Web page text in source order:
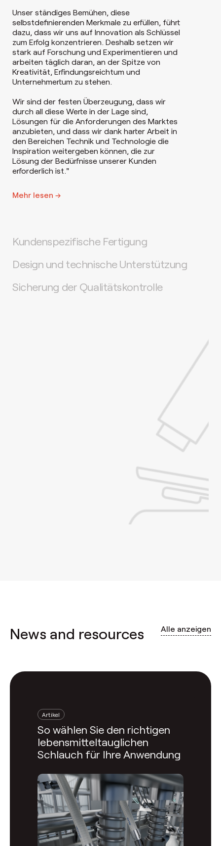
Unser ständiges Bemühen, diese
selbstdefinierenden Merkmale zu erfüllen, führt
dazu, dass wir uns auf Innovation als Schlüssel
zum Erfolg konzentrieren. Deshalb setzen wir
stark auf Forschung und Experimentieren und
arbeiten täglich daran, an der Spitze von
Kreativität, Erfindungsreichtum und
Unternehmertum zu stehen.
Wir sind der festen Überzeugung, dass wir
durch all diese Werte in der Lage sind,
Lösungen für die Anforderungen des Marktes
anzubieten, und dass wir dank harter Arbeit in
den Bereichen Technik und Technologie die
Inspiration weitergeben können, die zur
Lösung der Bedürfnisse unserer Kunden
erforderlich ist."
Mehr lesen →
Kundenspezifische Fertigung
Design und technische Unterstützung
Sicherung der Qualitätskontrolle
News and resources Alle anzeigen
Artikel
So wählen Sie den richtigen
lebensmitteltauglichen
Schlauch für Ihre Anwendung